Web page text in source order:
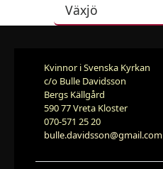
Växjö
Kvinnor i Svenska Kyrkan
c/o Bulle Davidsson
Bergs Källgård
590 77 Vreta Kloster
070-571 25 20
bulle.davidsson@gmail.com